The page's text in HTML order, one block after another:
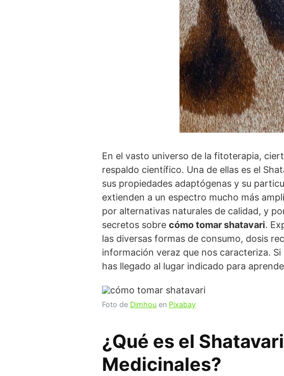
En el vasto universo de la fitoterapia,
respaldo científico. Una de ellas es el
sus propiedades adaptógenas y su
extienden a un espectro mucho más
por alternativas naturales de calidad, y
secretos sobre cómo tomar shatavari.
las diversas formas de consumo, dosis
información veraz que nos caracteriza.
has llegado al lugar indicado para
Foto de Dimhou en Pixabay
¿Qué es el
Medicinales?